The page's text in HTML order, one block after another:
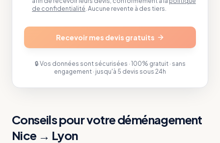
de confidentialité. Aucune revente à des tiers.
Recevoir mes devis gratuits
🔒 Vos données sont sécurisées · 100% gratuit · sans
engagement · jusqu'à 5 devis sous 24h
Conseils pour votre déménagement
Nice → Lyon